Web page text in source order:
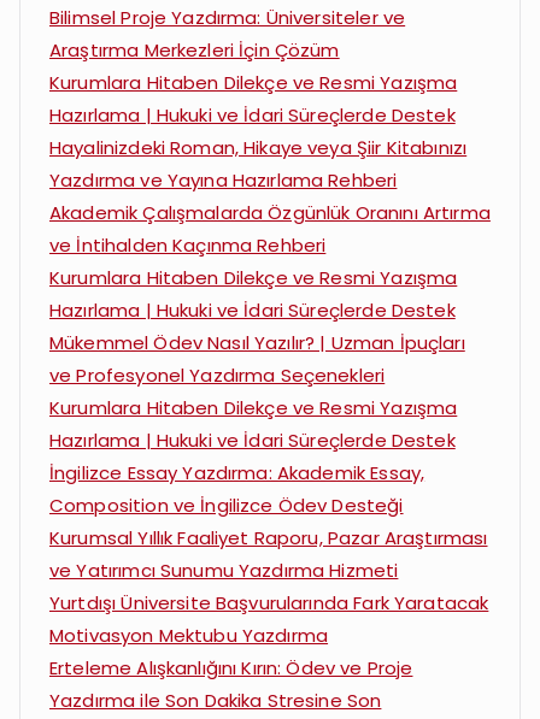
Bilimsel Proje Yazdırma: Üniversiteler ve
Araştırma Merkezleri İçin Çözüm
Kurumlara Hitaben Dilekçe ve Resmi Yazışma
Hazırlama | Hukuki ve İdari Süreçlerde Destek
Hayalinizdeki Roman, Hikaye veya Şiir Kitabınızı
Yazdırma ve Yayına Hazırlama Rehberi
Akademik Çalışmalarda Özgünlük Oranını Artırma
ve İntihalden Kaçınma Rehberi
Kurumlara Hitaben Dilekçe ve Resmi Yazışma
Hazırlama | Hukuki ve İdari Süreçlerde Destek
Mükemmel Ödev Nasıl Yazılır? | Uzman İpuçları
ve Profesyonel Yazdırma Seçenekleri
Kurumlara Hitaben Dilekçe ve Resmi Yazışma
Hazırlama | Hukuki ve İdari Süreçlerde Destek
İngilizce Essay Yazdırma: Akademik Essay,
Composition ve İngilizce Ödev Desteği
Kurumsal Yıllık Faaliyet Raporu, Pazar Araştırması
ve Yatırımcı Sunumu Yazdırma Hizmeti
Yurtdışı Üniversite Başvurularında Fark Yaratacak
Motivasyon Mektubu Yazdırma
Erteleme Alışkanlığını Kırın: Ödev ve Proje
Yazdırma ile Son Dakika Stresine Son